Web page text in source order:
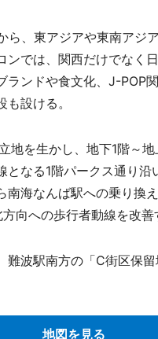
、東アジアや東南アジ
ンでは、関西だけでなく
ンドや食文化、J-POP
設ける。
を生かし、地下1階～
なる1階パークス通り
海なんば駅への乗り換
向への歩行者動線を改善
波駅南方の「C街区保
地図を見る